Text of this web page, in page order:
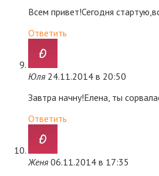
Всем привет!Сегодня
Ответить
Юля 24.11.2014 в 20:50
Завтра начну!Елена, ты
Ответить
Женя 06.11.2014 в 17:35